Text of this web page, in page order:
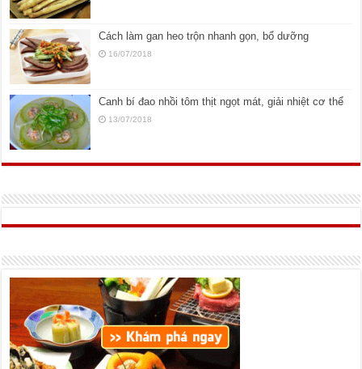
Cách làm gan heo trộn nhanh gọn, bổ dưỡng
16/07/2018
Canh bí đao nhồi tôm thịt ngọt mát, giải nhiệt cơ thể
13/07/2018